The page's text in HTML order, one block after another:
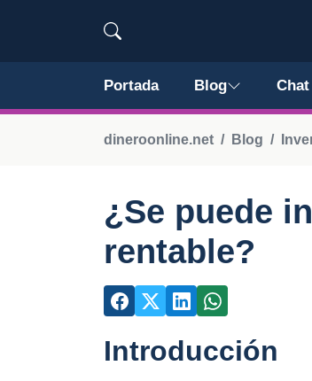
Portada Blog Chat
dineroonline.net Blog
¿Se puede
rentable?
Introducción